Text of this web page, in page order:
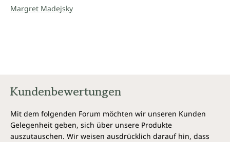
Margret Madejsky
Kundenbewertungen
Mit dem folgenden Forum möchten wir unseren Kunden
Gelegenheit geben, sich über unsere Produkte
auszutauschen. Wir weisen ausdrücklich darauf hin, dass